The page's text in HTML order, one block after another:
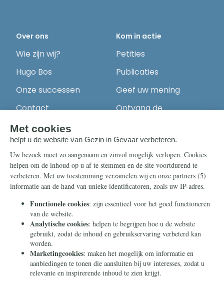
Over ons
Wie zijn wij?
Hugo Bos
Onze successen
Contact
Kom in actie
Petities
Publicaties
Geef uw mening
Ontvang de
Steun ons
Nieuwsbrief
Eenmalig
Maandelijks
Periodiek
Nalaten
Zelf overschrijven
Info
Contact
Ontvang onze
Telegram-berichten